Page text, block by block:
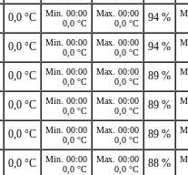
0,0 °C
Min. 00:00
0,0 °C
Max. 00:00
0,0 °C
94 %
0,0 °C
Min. 00:00
0,0 °C
Max. 00:00
0,0 °C
94 %
0,0 °C
Min. 00:00
0,0 °C
Max. 00:00
0,0 °C
89 %
0,0 °C
Min. 00:00
0,0 °C
Max. 00:00
0,0 °C
89 %
0,0 °C
Min. 00:00
0,0 °C
Max. 00:00
0,0 °C
89 %
0,0 °C
Min. 00:00
0,0 °C
Max. 00:00
0,0 °C
88 %